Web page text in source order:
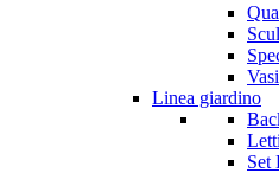
Vasi
Linea giardino
Set